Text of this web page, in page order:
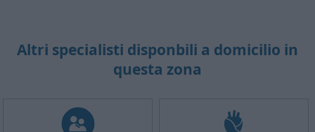
Altri specialisti disponbili a domicilio in
questa zona